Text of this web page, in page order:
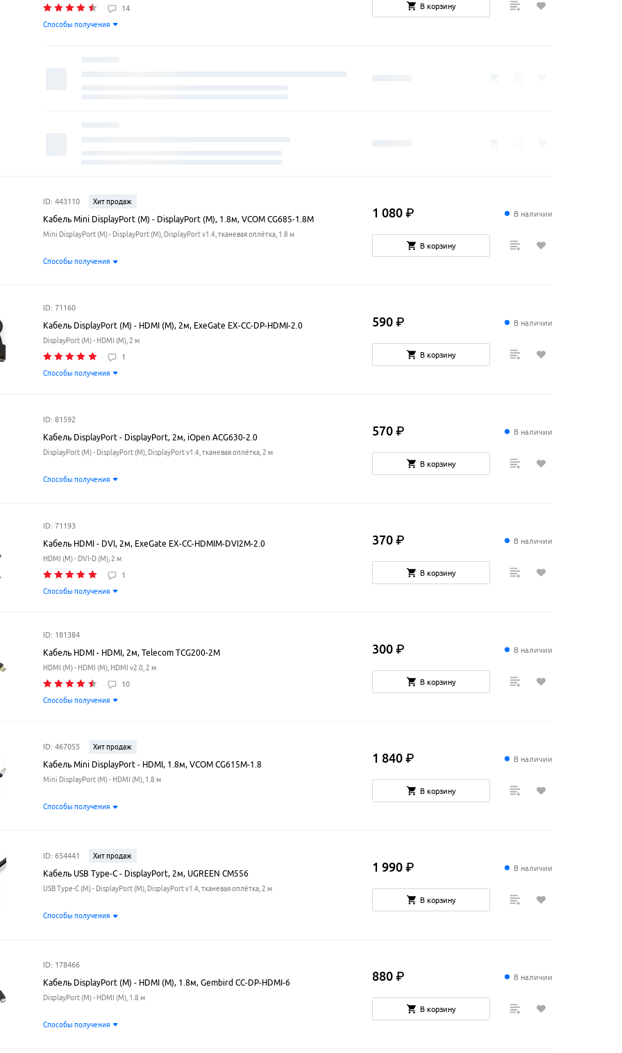
14
Способы получения
В корзину
ID: 443110 Хит продаж
Кабель Mini DisplayPort (M) - DisplayPort (M), 1.8м, VCOM CG685-1.8M
Mini DisplayPort (M) - DisplayPort (M), DisplayPort v1.4, тканевая оплётка, 1.8 м
Способы получения
В наличии
1 080 ₽
В корзину
ID: 71160
Кабель DisplayPort (M) - HDMI (M), 2м, ExeGate EX-CC-DP-HDMI-2.0
DisplayPort (M) - HDMI (M), 2 м
1
Способы получения
В наличии
590 ₽
В корзину
ID: 81592
Кабель DisplayPort - DisplayPort, 2м, iOpen ACG630-2.0
DisplayPort (M) - DisplayPort (M), DisplayPort v1.4, тканевая оплётка, 2 м
Способы получения
В наличии
570 ₽
В корзину
ID: 71193
Кабель HDMI - DVI, 2м, ExeGate EX-CC-HDMIM-DVI2M-2.0
HDMI (M) - DVI-D (M), 2 м
1
Способы получения
В наличии
370 ₽
В корзину
ID: 181384
Кабель HDMI - HDMI, 2м, Telecom TCG200-2M
HDMI (M) - HDMI (M), HDMI v2.0, 2 м
10
Способы получения
В наличии
300 ₽
В корзину
ID: 467055 Хит продаж
Кабель Mini DisplayPort - HDMI, 1.8м, VCOM CG615M-1.8
Mini DisplayPort (M) - HDMI (M), 1.8 м
Способы получения
В наличии
1 840 ₽
В корзину
ID: 654441 Хит продаж
Кабель USB Type-C - DisplayPort, 2м, UGREEN CM556
USB Type-C (M) - DisplayPort (M), DisplayPort v1.4, тканевая оплётка, 2 м
Способы получения
В наличии
1 990 ₽
В корзину
ID: 178466
Кабель DisplayPort (M) - HDMI (M), 1.8м, Gembird CC-DP-HDMI-6
DisplayPort (M) - HDMI (M), 1.8 м
Способы получения
В наличии
880 ₽
В корзину